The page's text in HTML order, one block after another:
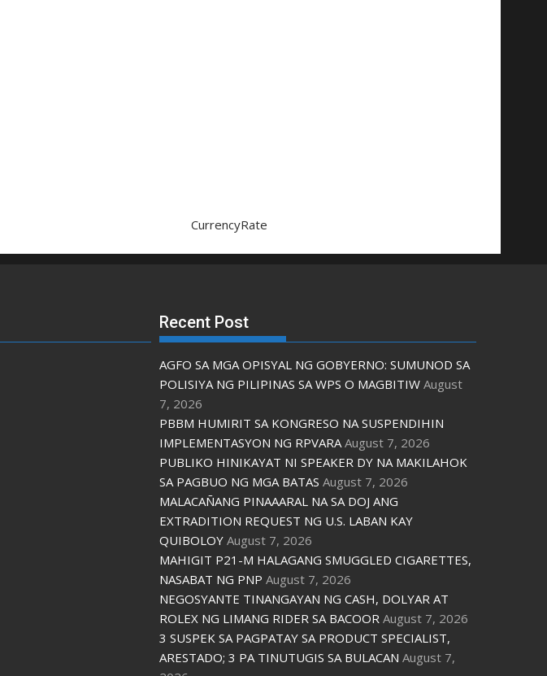
CurrencyRate
Recent Post
AGFO SA MGA OPISYAL NG GOBYERNO: SUMUNOD SA
POLISIYA NG PILIPINAS SA WPS O MAGBITIW August
7, 2026
PBBM HUMIRIT SA KONGRESO NA SUSPENDIHIN
IMPLEMENTASYON NG RPVARA August 7, 2026
PUBLIKO HINIKAYAT NI SPEAKER DY NA MAKILAHOK
SA PAGBUO NG MGA BATAS August 7, 2026
MALACAÑANG PINAAARAL NA SA DOJ ANG
EXTRADITION REQUEST NG U.S. LABAN KAY
QUIBOLOY August 7, 2026
MAHIGIT P21-M HALAGANG SMUGGLED CIGARETTES,
NASABAT NG PNP August 7, 2026
NEGOSYANTE TINANGAYAN NG CASH, DOLYAR AT
ROLEX NG LIMANG RIDER SA BACOOR August 7, 2026
3 SUSPEK SA PAGPATAY SA PRODUCT SPECIALIST,
ARESTADO; 3 PA TINUTUGIS SA BULACAN August 7,